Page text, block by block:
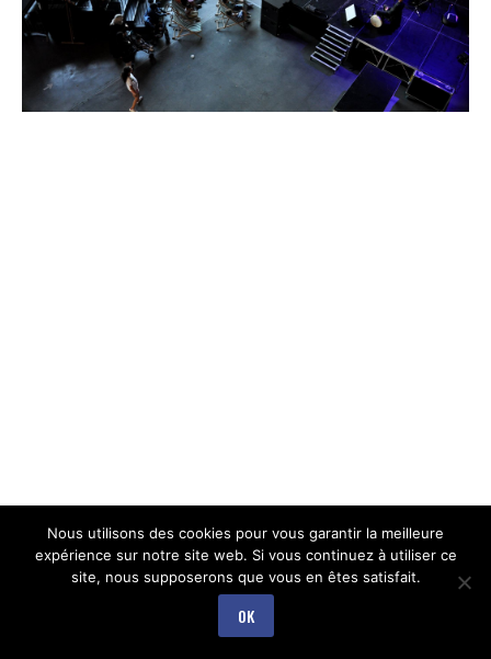
Nous utilisons des cookies pour vous garantir la meilleure
expérience sur notre site web. Si vous continuez à utiliser ce
site, nous supposerons que vous en êtes satisfait.
OK